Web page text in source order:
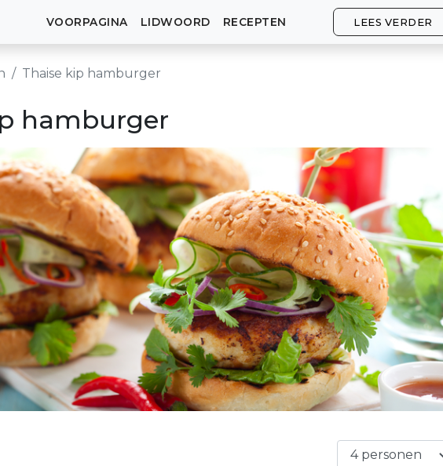
VOORPAGINA LIDWOORD RECEPTEN LEES VERDER
Thaise kip hamburger
hamburger